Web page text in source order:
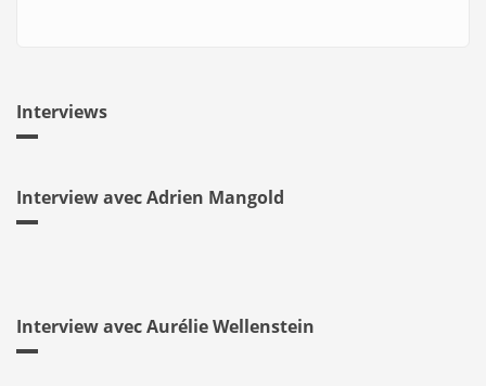
Interviews
Interview avec Adrien Mangold
Interview avec Aurélie Wellenstein